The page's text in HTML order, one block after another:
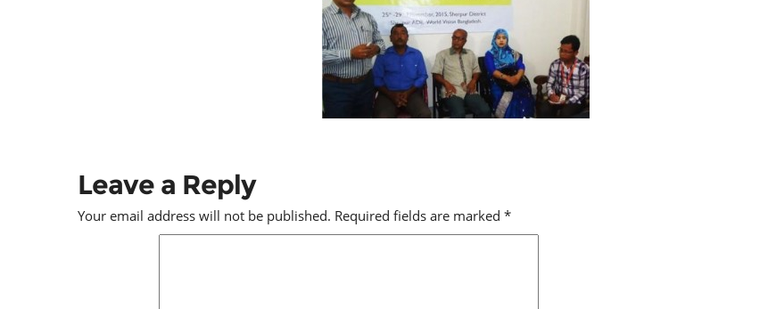
Leave a Reply
Your email address will not be published. Required fields are marked *